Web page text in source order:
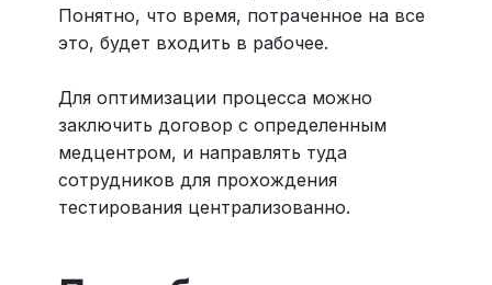
Понятно, что время, потраченное на все
это, будет входить в рабочее.
Для оптимизации процесса можно
заключить договор с определенным
медцентром, и направлять туда
сотрудников для прохождения
тестирования централизованно.